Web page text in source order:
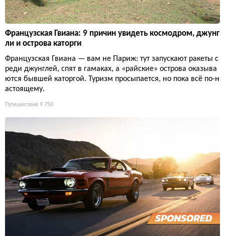
Французская Гвиана: 9 причин увидеть космодром, джунг
ли и острова каторги
Французская Гвиана — вам не Париж: тут запускают ракеты с
реди джунглей, спят в гамаках, а «райские» острова оказыва
ются бывшей каторгой. Туризм просыпается, но пока всё по-н
астоящему.
Путешествия 9 750